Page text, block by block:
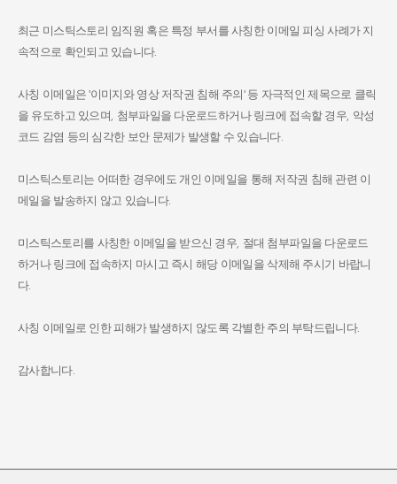
최근 미스틱스토리 임직원 혹은 특정 부서를 사칭한 이메일 피싱 사례가 지
속적으로 확인되고 있습니다.
사칭 이메일은 '이미지와 영상 저작권 침해 주의' 등 자극적인 제목으로 클릭
을 유도하고 있으며, 첨부파일을 다운로드하거나 링크에 접속할 경우, 악성
코드 감염 등의 심각한 보안 문제가 발생할 수 있습니다.
미스틱스토리는 어떠한 경우에도 개인 이메일을 통해 저작권 침해 관련 이
메일을 발송하지 않고 있습니다.
미스틱스토리를 사칭한 이메일을 받으신 경우, 절대 첨부파일을 다운로드
하거나 링크에 접속하지 마시고 즉시 해당 이메일을 삭제해 주시기 바랍니
다.
사칭 이메일로 인한 피해가 발생하지 않도록 각별한 주의 부탁드립니다.
감사합니다.